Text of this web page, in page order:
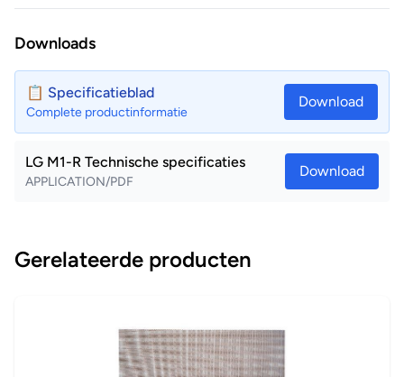
Downloads
📋 Specificatieblad
Complete productinformatie
Download
LG M1-R Technische specificaties
APPLICATION/PDF
Download
Gerelateerde producten